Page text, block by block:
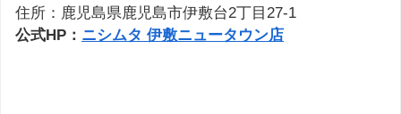
住所：鹿児島県鹿児島市伊敷台2丁目27-1
公式HP： ニシムタ 伊敷ニュータウン店